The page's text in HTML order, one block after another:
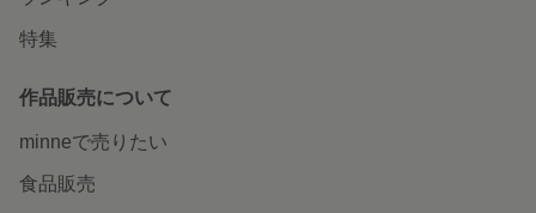
特集
作品販売について
minneで売りたい
食品販売